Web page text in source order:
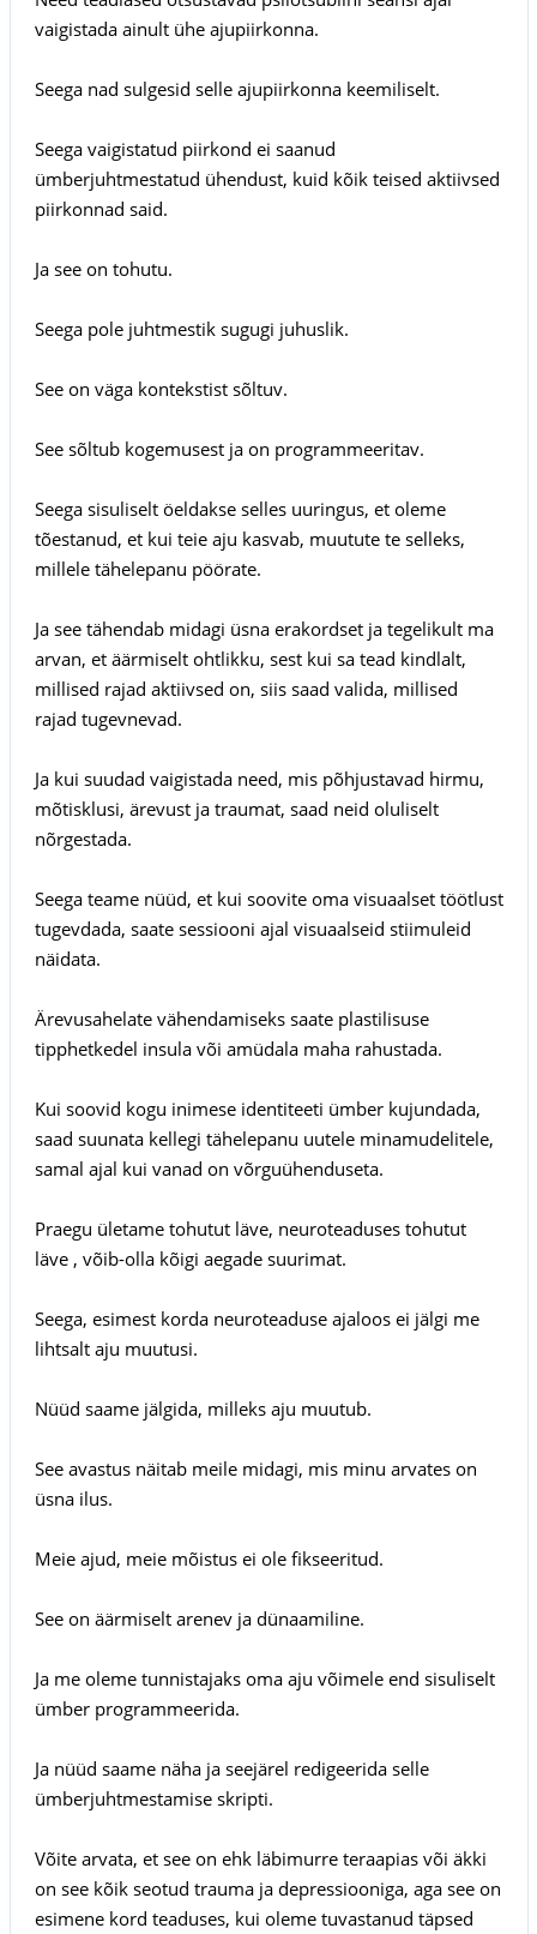
vaigistada ainult ühe ajupiirkonna.
Seega nad sulgesid selle ajupiirkonna keemiliselt.
Seega vaigistatud piirkond ei saanud
ümberjuhtmestatud ühendust, kuid kõik teised aktiivsed
piirkonnad said.
Ja see on tohutu.
Seega pole juhtmestik sugugi juhuslik.
See on väga kontekstist sõltuv.
See sõltub kogemusest ja on programmeeritav.
Seega sisuliselt öeldakse selles uuringus, et oleme
tõestanud, et kui teie aju kasvab, muutute te selleks,
millele tähelepanu pöörate.
Ja see tähendab midagi üsna erakordset ja tegelikult ma
arvan, et äärmiselt ohtlikku, sest kui sa tead kindlalt,
millised rajad aktiivsed on, siis saad valida, millised
rajad tugevnevad.
Ja kui suudad vaigistada need, mis põhjustavad hirmu,
mõtisklusi, ärevust ja traumat, saad neid oluliselt
nõrgestada.
Seega teame nüüd, et kui soovite oma visuaalset töötlust
tugevdada, saate sessiooni ajal visuaalseid stiimuleid
näidata.
Ärevusahelate vähendamiseks saate plastilisuse
tipphetkedel insula või amüdala maha rahustada.
Kui soovid kogu inimese identiteeti ümber kujundada,
saad suunata kellegi tähelepanu uutele minamudelitele,
samal ajal kui vanad on võrguühenduseta.
Praegu ületame tohutut läve, neuroteaduses tohutut
läve , võib-olla kõigi aegade suurimat.
Seega, esimest korda neuroteaduse ajaloos ei jälgi me
lihtsalt aju muutusi.
Nüüd saame jälgida, milleks aju muutub.
See avastus näitab meile midagi, mis minu arvates on
üsna ilus.
Meie ajud, meie mõistus ei ole fikseeritud.
See on äärmiselt arenev ja dünaamiline.
Ja me oleme tunnistajaks oma aju võimele end sisuliselt
ümber programmeerida.
Ja nüüd saame näha ja seejärel redigeerida selle
ümberjuhtmestamise skripti.
Võite arvata, et see on ehk läbimurre teraapias või äkki
on see kõik seotud trauma ja depressiooniga, aga see on
esimene kord teaduses, kui oleme tuvastanud täpsed